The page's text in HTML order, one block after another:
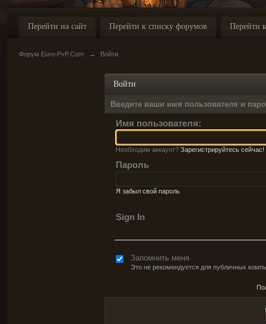
Перейти на сайт Перейти к списку форумов Перейти
Форум Euro-PvP.Com → Войти
Войти
Введите ваши имя пользователя и
Имя пользователя:
Необходим аккаунт? Зарегистрируйтесь сейчас!
Пароль
Я забыл свой пароль
Sign In
Запомнить меня
Это не рекомендуется для публичных